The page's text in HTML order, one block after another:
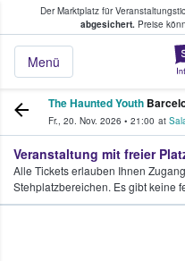
Der Marktplatz für
abgesichert.Preise
Menü
Tickets kaufen
The Haunted Youth
Fr., 20. Nov. 2026 • 21:00 at
Veranstaltung mit freier
Alle Tickets erlauben Ihnen
Stehplatzbereichen. Es gibt keine